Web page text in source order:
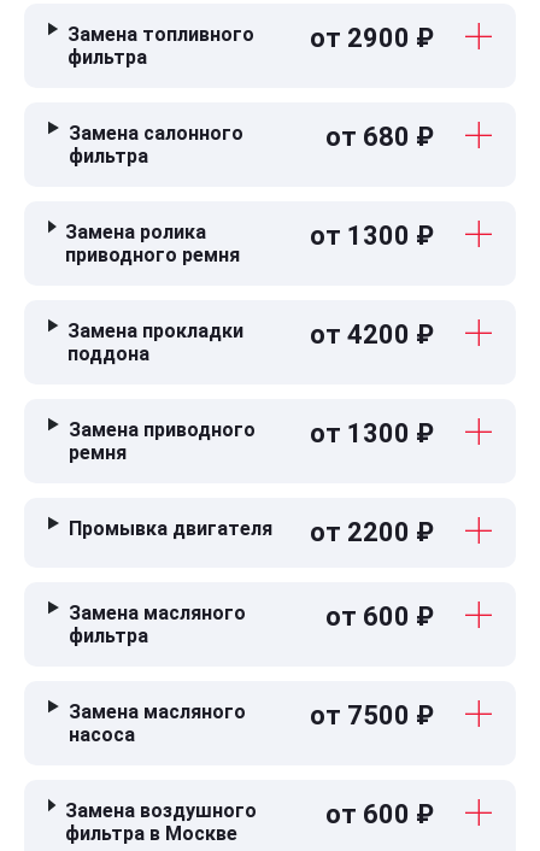
Замена топливного
фильтра
от 2900 ₽
Замена салонного
фильтра
от 680 ₽
Замена ролика
приводного ремня
от 1300 ₽
Замена прокладки
поддона
от 4200 ₽
Замена приводного
ремня
от 1300 ₽
Промывка двигателя от 2200 ₽
Замена масляного
фильтра
от 600 ₽
Замена масляного
насоса
от 7500 ₽
Замена воздушного
фильтра в Москве
от 600 ₽